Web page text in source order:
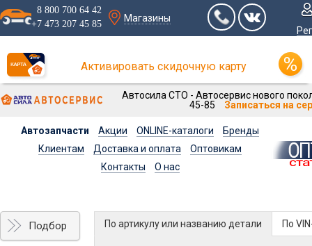
8 800 700 64 42
+7 473 207 45 85
Магазины
Активировать скидочную карту
Автосила СТО - Автосервис нового
45-85
Записаться на
Автозапчасти Акции ONLINE-каталоги
Бренды
Клиентам
Доставка и оплата
Оптовикам
Контакты
О нас
Подбор По артикулу или названию детали По